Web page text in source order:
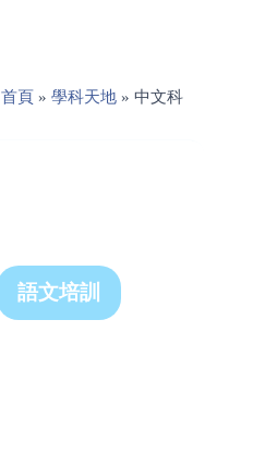
首頁» 學科天地» 中文科
語文培訓